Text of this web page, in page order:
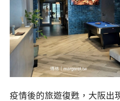
疫情後的旅遊復甦，大阪出